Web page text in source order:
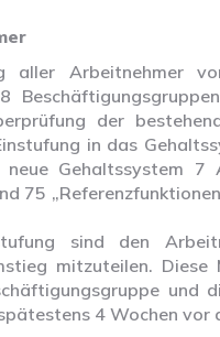
aller Arbeitnehmer
der
in das
Gehaltssystem 7
75
sind den
mitzuteilen.
und
4 Wochen